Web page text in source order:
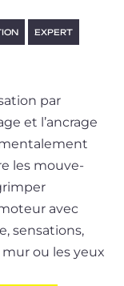
EXPERT
par
et l’an­crage
les mou­ve­
avec
sen­sa­tions,
ou les yeux